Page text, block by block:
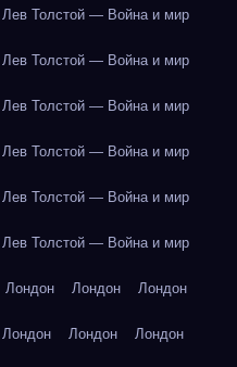
Лев Толстой — Война и мир
Лев Толстой — Война и мир
Лев Толстой — Война и мир
Лев Толстой — Война и мир
Лев Толстой — Война и мир
Лев Толстой — Война и мир
Лондон Лондон Лондон
Лондон Лондон Лондон